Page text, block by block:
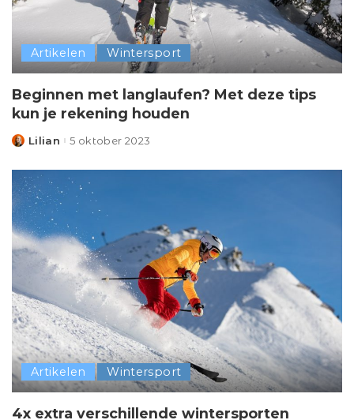
Artikelen Wintersport
Beginnen met langlaufen? Met deze tips
kun je rekening houden
Posted
Lilian 5 oktober 2023
Artikelen Wintersport
4x extra verschillende wintersporten